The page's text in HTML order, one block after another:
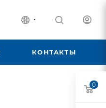
КОНТАКТЫ
0